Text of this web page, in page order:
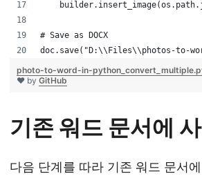
# Save as DOCX
doc.save("D:\\Files\\photos-to-
photo-to-word-in-
❤ by GitHub
기존 워드 문서에
다음 단계를 따라 기존 워드 문서